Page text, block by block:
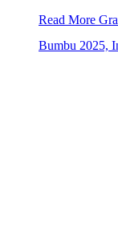
Read More
Bumbu 2025,